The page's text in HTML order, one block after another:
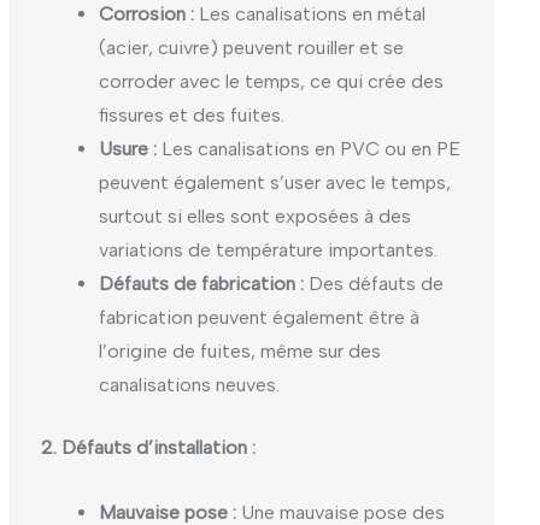
Corrosion : Les canalisations en métal
(acier, cuivre) peuvent rouiller et se
corroder avec le temps, ce qui crée des
fissures et des fuites.
Usure : Les canalisations en PVC ou en PE
peuvent également s’user avec le temps,
surtout si elles sont exposées à des
variations de température importantes.
Défauts de fabrication : Des défauts de
fabrication peuvent également être à
l’origine de fuites, même sur des
canalisations neuves.
2. Défauts d’installation :
Mauvaise pose : Une mauvaise pose des